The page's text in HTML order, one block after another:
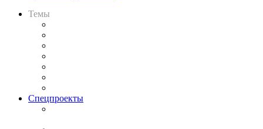
Темы
Спецпроекты